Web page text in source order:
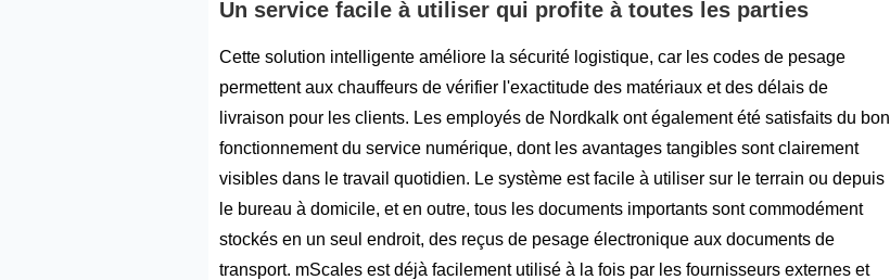
Un service facile à utiliser qui profite à toutes les parties
Cette solution intelligente améliore la sécurité logistique, car les codes de pesage
permettent aux chauffeurs de vérifier l'exactitude des matériaux et des délais de
livraison pour les clients. Les employés de Nordkalk ont également été satisfaits du bon
fonctionnement du service numérique, dont les avantages tangibles sont clairement
visibles dans le travail quotidien. Le système est facile à utiliser sur le terrain ou depuis
le bureau à domicile, et en outre, tous les documents importants sont commodément
stockés en un seul endroit, des reçus de pesage électronique aux documents de
transport. mScales est déjà facilement utilisé à la fois par les fournisseurs externes et